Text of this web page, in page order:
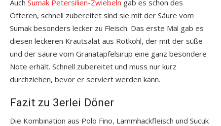
Auch Sumak Petersilien-Zwiebeln gab es schon des
Öfteren, schnell zubereitet sind sie mit der Säure vom
Sumak besonders lecker zu Fleisch. Das erste Mal gab es
diesen leckeren Krautsalat aus Rotkohl, der mit der süße
und der säure vom Granatapfelsirup eine ganz besondere
Note erhält. Schnell zubereitet und muss nur kurz
durchziehen, bevor er serviert werden kann.
Fazit zu 3erlei Döner
Die Kombination aus Polo Fino, Lammhackfleisch und Sucuk